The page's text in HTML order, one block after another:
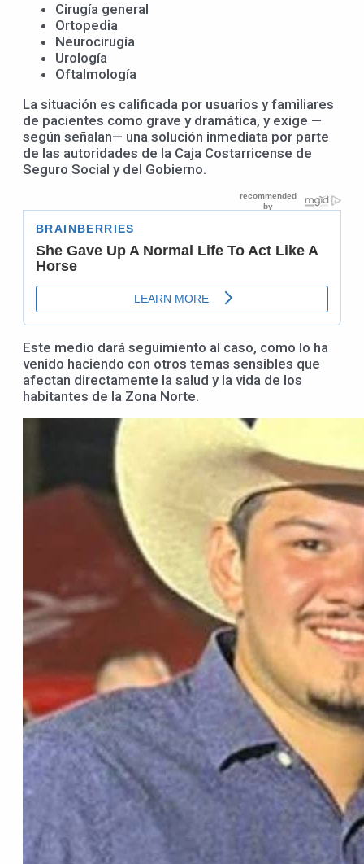
Cirugía general
Ortopedia
Neurocirugía
Urología
Oftalmología
La situación es calificada por usuarios y familiares
de pacientes como grave y dramática, y exige —
según señalan— una solución inmediata por parte
de las autoridades de la Caja Costarricense de
Seguro Social y del Gobierno.
Este medio dará seguimiento al caso, como lo ha
venido haciendo con otros temas sensibles que
afectan directamente la salud y la vida de los
habitantes de la Zona Norte.